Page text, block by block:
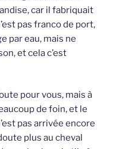
car il fabriquait
pas franco de port,
par eau, mais ne
et cela c’est
pour vous, mais à
de foin, et le
pas arrivée encore
plus au cheval